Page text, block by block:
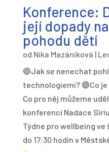
Konference:
její dopady
pohodu dětí
od Nika Mazániková |
🔵Jak se nenechat
technologiemi? 🟣Co
Co pro něj můžeme
konferenci Nadace
Týdne pro wellbeing ve
do 17:30 hodin v